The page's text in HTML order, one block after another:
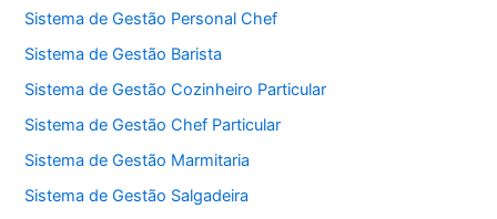
Sistema de Gestão Personal Chef
Sistema de Gestão Barista
Sistema de Gestão Cozinheiro Particular
Sistema de Gestão Chef Particular
Sistema de Gestão Marmitaria
Sistema de Gestão Salgadeira